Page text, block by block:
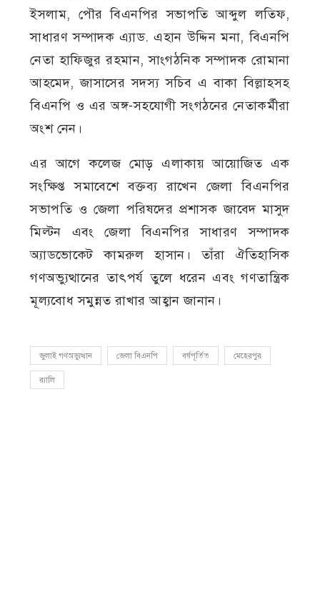
ইসলাম, পৌর বিএনপির সভাপতি আব্দুল লতিফ,
সাধারণ সম্পাদক এ্যাড. এহান উদ্দিন মনা, বিএনপি
নেতা হাফিজুর রহমান, সাংগঠনিক সম্পাদক রোমানা
আহমেদ, জাসাসের সদস্য সচিব এ বাকা বিল্লাহসহ
বিএনপি ও এর অঙ্গ-সহযোগী সংগঠনের নেতাকর্মীরা
অংশ নেন।
এর আগে কলেজ মোড় এলাকায় আয়োজিত এক
সংক্ষিপ্ত সমাবেশে বক্তব্য রাখেন জেলা বিএনপির
সভাপতি ও জেলা পরিষদের প্রশাসক জাবেদ মাসুদ
মিল্টন এবং জেলা বিএনপির সাধারণ সম্পাদক
অ্যাডভোকেট কামরুল হাসান। তাঁরা ঐতিহাসিক
গণঅভ্যুত্থানের তাৎপর্য তুলে ধরেন এবং গণতান্ত্রিক
মূল্যবোধ সমুন্নত রাখার আহ্বান জানান।
জুলাই গণঅভ্যুত্থান জেলা বিএনপি বর্ষপূর্তিত মেহেরপুর
র‍্যালি